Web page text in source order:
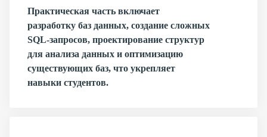
Практическая часть включает
разработку баз данных, создание сложных
SQL-запросов, проектирование структур
для анализа данных и оптимизацию
существующих баз, что укрепляет
навыки студентов.